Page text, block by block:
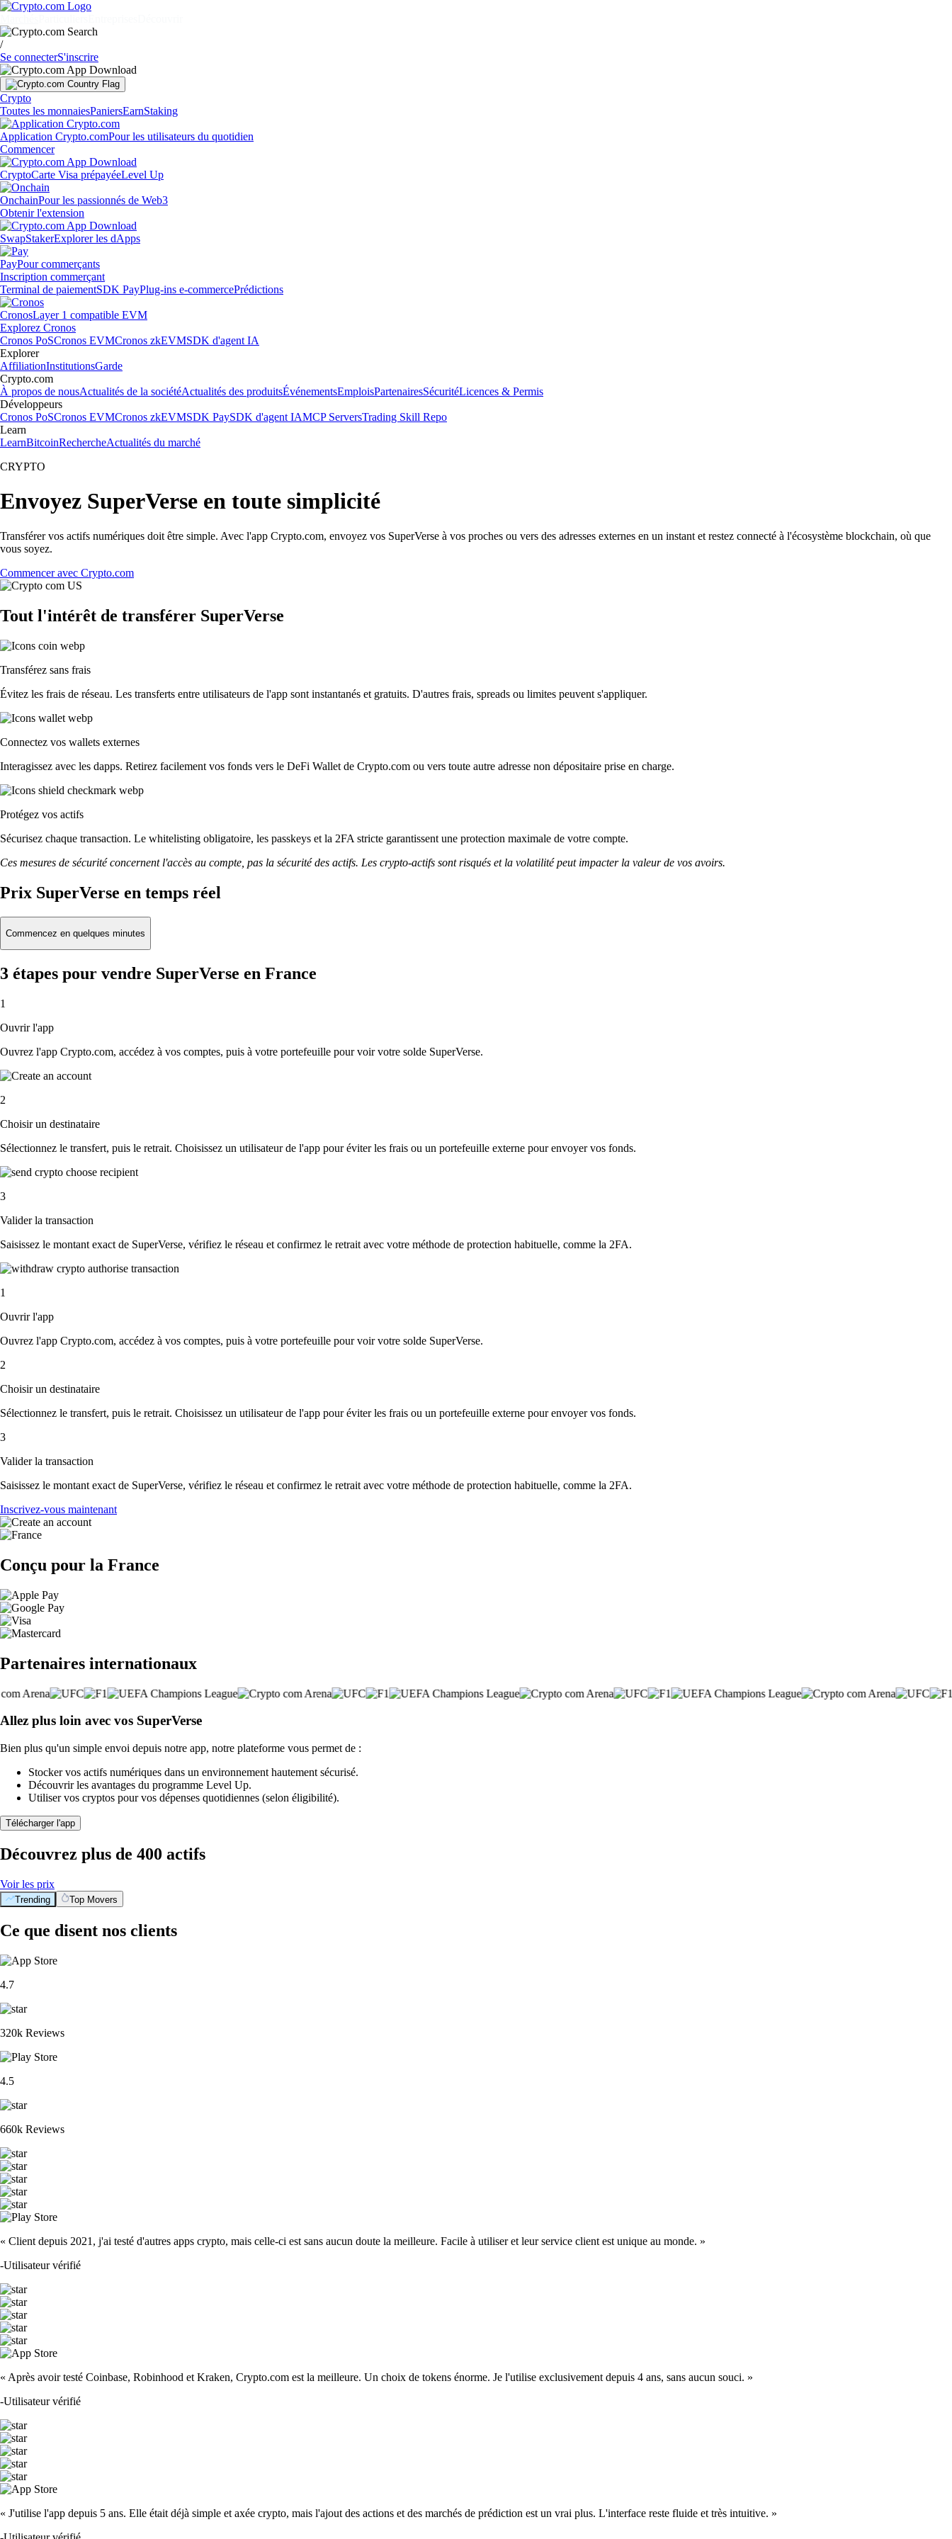
/
Se connecterS'inscrire
Crypto
Toutes les monnaiesPaniersEarnStaking
Application Crypto.comPour les utilisateurs du quotidien
Commencer
CryptoCarte Visa prépayéeLevel Up
OnchainPour les passionnés de Web3
Obtenir l'extension
SwapStakerExplorer les dApps
PayPour commerçants
Inscription commerçant
Terminal de paiementSDK PayPlug-ins e-commercePrédictions
CronosLayer 1 compatible EVM
Explorez Cronos
Cronos PoSCronos EVMCronos zkEVMSDK d'agent IA
Explorer
AffiliationInstitutionsGarde
Crypto.com
À propos de nousActualités de la sociétéActualités des produitsÉvénementsEmploisPartenairesSécuritéLicences & Permis
Développeurs
Cronos PoSCronos EVMCronos zkEVMSDK PaySDK d'agent IAMCP ServersTrading Skill Repo
Learn
LearnBitcoinRechercheActualités du marché
CRYPTO
Envoyez SuperVerse en toute simplicité
Transférer vos actifs numériques doit être simple. Avec l'app Crypto.com, envoyez vos SuperVerse à vos proches ou vers des adresses externes en un instant et restez connecté à l'écosystème blockchain, où que
vous soyez.
Commencer avec Crypto.com
Tout l'intérêt de transférer SuperVerse
Transférez sans frais
Évitez les frais de réseau. Les transferts entre utilisateurs de l'app sont instantanés et gratuits. D'autres frais, spreads ou limites peuvent s'appliquer.
Connectez vos wallets externes
Interagissez avec les dapps. Retirez facilement vos fonds vers le DeFi Wallet de Crypto.com ou vers toute autre adresse non dépositaire prise en charge.
Protégez vos actifs
Sécurisez chaque transaction. Le whitelisting obligatoire, les passkeys et la 2FA stricte garantissent une protection maximale de votre compte.
Ces mesures de sécurité concernent l'accès au compte, pas la sécurité des actifs. Les crypto-actifs sont risqués et la volatilité peut impacter la valeur de vos avoirs.
Prix SuperVerse en temps réel
Commencez en quelques minutes
3 étapes pour vendre SuperVerse en France
1
Ouvrir l'app
Ouvrez l'app Crypto.com, accédez à vos comptes, puis à votre portefeuille pour voir votre solde SuperVerse.
2
Choisir un destinataire
Sélectionnez le transfert, puis le retrait. Choisissez un utilisateur de l'app pour éviter les frais ou un portefeuille externe pour envoyer vos fonds.
3
Valider la transaction
Saisissez le montant exact de SuperVerse, vérifiez le réseau et confirmez le retrait avec votre méthode de protection habituelle, comme la 2FA.
1
Ouvrir l'app
Ouvrez l'app Crypto.com, accédez à vos comptes, puis à votre portefeuille pour voir votre solde SuperVerse.
2
Choisir un destinataire
Sélectionnez le transfert, puis le retrait. Choisissez un utilisateur de l'app pour éviter les frais ou un portefeuille externe pour envoyer vos fonds.
3
Valider la transaction
Saisissez le montant exact de SuperVerse, vérifiez le réseau et confirmez le retrait avec votre méthode de protection habituelle, comme la 2FA.
Inscrivez-vous maintenant
Conçu pour la France
Partenaires internationaux
Allez plus loin avec vos SuperVerse
Bien plus qu'un simple envoi depuis notre app, notre plateforme vous permet de :
Stocker vos actifs numériques dans un environnement hautement sécurisé.
Découvrir les avantages du programme Level Up.
Utiliser vos cryptos pour vos dépenses quotidiennes (selon éligibilité).
Télécharger l'app
Découvrez plus de 400 actifs
Voir les prix
Trending Top Movers
Ce que disent nos clients
4.7
320k Reviews
4.5
660k Reviews
« Client depuis 2021, j'ai testé d'autres apps crypto, mais celle-ci est sans aucun doute la meilleure. Facile à utiliser et leur service client est unique au monde. »
-Utilisateur vérifié
« Après avoir testé Coinbase, Robinhood et Kraken, Crypto.com est la meilleure. Un choix de tokens énorme. Je l'utilise exclusivement depuis 4 ans, sans aucun souci. »
-Utilisateur vérifié
« J'utilise l'app depuis 5 ans. Elle était déjà simple et axée crypto, mais l'ajout des actions et des marchés de prédiction est un vrai plus. L'interface reste fluide et très intuitive. »